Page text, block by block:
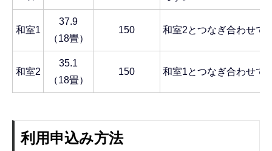
和室1
37.9
（18畳）
150 和室2とつなぎ合わせて
和室2
35.1
（18畳）
150 和室1とつなぎ合わせて
利用申込み方法